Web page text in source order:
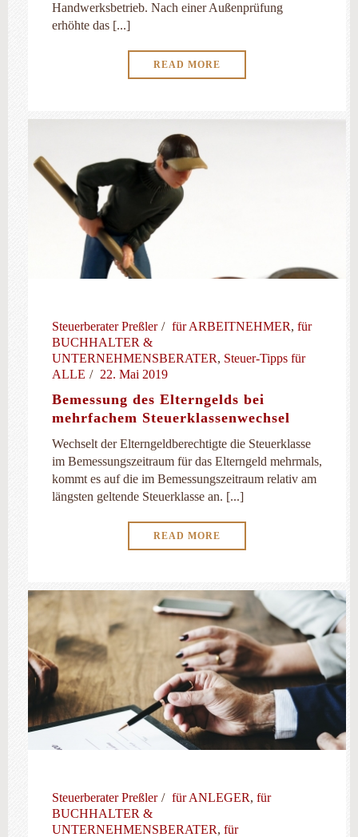
Handwerksbetrieb. Nach einer Außenprüfung
erhöhte das [...]
READ MORE
Steuerberater Preßler für ARBEITNEHMER, für
BUCHHALTER &
UNTERNEHMENSBERATER, Steuer-Tipps für
ALLE
22. Mai 2019
Bemessung des Elterngelds bei
mehrfachem Steuerklassenwechsel
Wechselt der Elterngeldberechtigte die Steuerklasse
im Bemessungszeitraum für das Elterngeld mehrmals,
kommt es auf die im Bemessungszeitraum relativ am
längsten geltende Steuerklasse an. [...]
READ MORE
Steuerberater Preßler für ANLEGER, für
BUCHHALTER &
UNTERNEHMENSBERATER, für